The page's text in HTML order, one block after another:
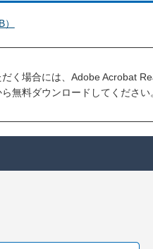
く場合には、Adobe Acrobat
無料ダウンロードしてください